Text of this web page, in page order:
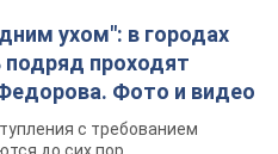
ухом": в городах
проходят
Фото и видео
с требованием